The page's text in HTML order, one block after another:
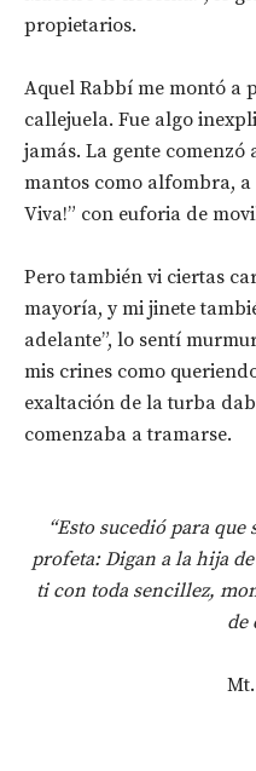
propietarios.
Aquel Rabbí me montó a
callejuela. Fue algo
jamás. La gente comenzó
mantos como alfombra, a
Viva!” con euforia de
Pero también vi ciertas
mayoría, y mi jinete
adelante”, lo sentí
mis crines como
exaltación de la turba
comenzaba a tramarse.
“Esto sucedió para
profeta: Digan a la hija
ti con toda sencillez,
de